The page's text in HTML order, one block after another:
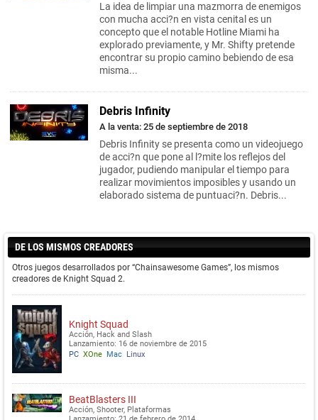
La idea de limpiar una mazmorra de enemigos
con mucha acci?n en vista cenital es un
concepto que el notable Hotline Miami ha
explorado previamente, y Mr. Shifty pretende
encontrar su propio camino bebiendo de esa
misma...
Debris Infinity
A la venta: 25 de septiembre de 2018
Debris Infinity se presenta como un videojuego
de acci?n que pone al l?mite los reflejos del
jugador, pudiendo manipular el tiempo para
realizar movimientos imposibles y usando un
elaborado sistema de puntuaci?n. Debris...
DE LOS MISMOS CREADORES
Otros juegos desarrollados por “Chainsawesome Games”, los mismos
creadores de Knight Squad 2.
Knight Squad
Acción, Hack and Slash
Lanzamiento: 16 de noviembre de 2015
PC XOne Mac Linux
BeatBlasters III
Acción, Shooter, Plataformas